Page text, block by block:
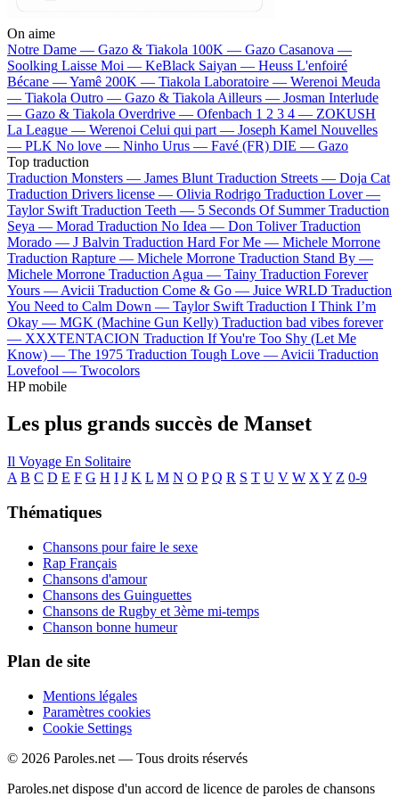
On aime
Notre Dame — Gazo & Tiakola 100K — Gazo Casanova —
Soolking Laisse Moi — KeBlack Saiyan — Heuss L'enfoiré
Bécane —Yamê 200K — Tiakola Laboratoire — Werenoi Meuda
— Tiakola Outro — Gazo & Tiakola Ailleurs — Josman Interlude
— Gazo & Tiakola Overdrive — Ofenbach 1 2 3 4 — ZOKUSH
La League — Werenoi Celui qui part — Joseph Kamel Nouvelles
— PLK No love — Ninho Urus — Favé (FR) DIE — Gazo
Top traduction
Traduction Monsters — James Blunt Traduction Streets — Doja Cat
Traduction Drivers license — Olivia Rodrigo Traduction Lover —
Taylor Swift Traduction Teeth — 5 Seconds Of Summer Traduction
Seya — Morad Traduction No Idea — Don Toliver Traduction
Morado — J Balvin Traduction Hard For Me — Michele Morrone
Traduction Rapture — Michele Morrone Traduction Stand By —
Michele Morrone Traduction Agua — Tainy Traduction Forever
Yours — Avicii Traduction Come & Go — Juice WRLD Traduction
You Need to Calm Down — Taylor Swift Traduction I Think I’m
Okay — MGK (Machine Gun Kelly) Traduction bad vibes forever
— XXXTENTACION Traduction If You're Too Shy (Let Me
Know) — The 1975 Traduction Tough Love — Avicii Traduction
Lovefool — Twocolors
HP mobile
Les plus grands succès de Manset
Il Voyage En Solitaire
A B C D E F G H I J K L M N O P Q R S T U V W X Y Z 0-9
Thématiques
Chansons pour faire le sexe
Rap Français
Chansons d'amour
Chansons des Guinguettes
Chansons de Rugby et 3ème mi-temps
Chanson bonne humeur
Plan de site
Mentions légales
Paramètres cookies
Cookie Settings
© 2026 Paroles.net — Tous droits réservés
Paroles.net dispose d'un accord de licence de paroles de chansons